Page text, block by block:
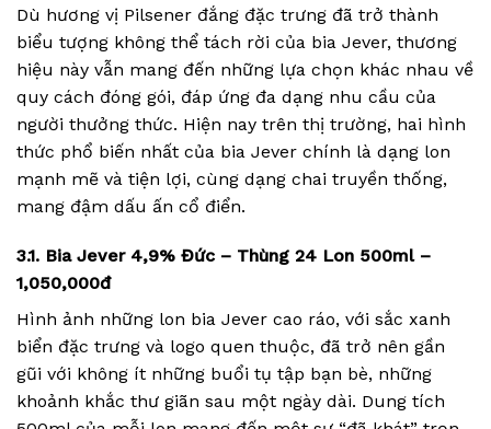
Dù hương vị Pilsener đắng đặc trưng đã trở thành
biểu tượng không thể tách rời của bia Jever, thương
hiệu này vẫn mang đến những lựa chọn khác nhau về
quy cách đóng gói, đáp ứng đa dạng nhu cầu của
người thưởng thức. Hiện nay trên thị trường, hai hình
thức phổ biến nhất của bia Jever chính là dạng lon
mạnh mẽ và tiện lợi, cùng dạng chai truyền thống,
mang đậm dấu ấn cổ điển.
3.1. Bia Jever 4,9% Đức – Thùng 24 Lon 500ml –
1,050,000đ
Hình ảnh những lon bia Jever cao ráo, với sắc xanh
biển đặc trưng và logo quen thuộc, đã trở nên gần
gũi với không ít những buổi tụ tập bạn bè, những
khoảnh khắc thư giãn sau một ngày dài. Dung tích